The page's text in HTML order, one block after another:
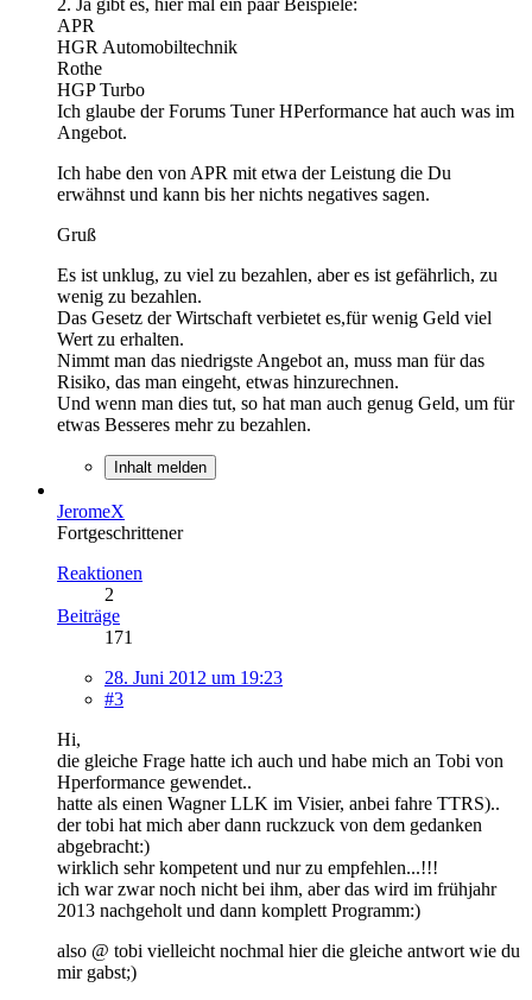
APR
HGR Automobiltechnik
Rothe
HGP Turbo
Ich glaube der Forums Tuner HPerformance hat auch was im
Angebot.
Ich habe den von APR mit etwa der Leistung die Du
erwähnst und kann bis her nichts negatives sagen.
Gruß
Es ist unklug, zu viel zu bezahlen, aber es ist gefährlich, zu
wenig zu bezahlen.
Das Gesetz der Wirtschaft verbietet es,für wenig Geld viel
Wert zu erhalten.
Nimmt man das niedrigste Angebot an, muss man für das
Risiko, das man eingeht, etwas hinzurechnen.
Und wenn man dies tut, so hat man auch genug Geld, um für
etwas Besseres mehr zu bezahlen.
Inhalt melden
JeromeX
Fortgeschrittener
Reaktionen
2
Beiträge
171
28. Juni 2012 um 19:23
#3
Hi,
die gleiche Frage hatte ich auch und habe mich an Tobi von
Hperformance gewendet..
hatte als einen Wagner LLK im Visier, anbei fahre TTRS)..
der tobi hat mich aber dann ruckzuck von dem gedanken
abgebracht:)
wirklich sehr kompetent und nur zu empfehlen...!!!
ich war zwar noch nicht bei ihm, aber das wird im frühjahr
2013 nachgeholt und dann komplett Programm:)
also @ tobi vielleicht nochmal hier die gleiche antwort wie du
mir gabst;)